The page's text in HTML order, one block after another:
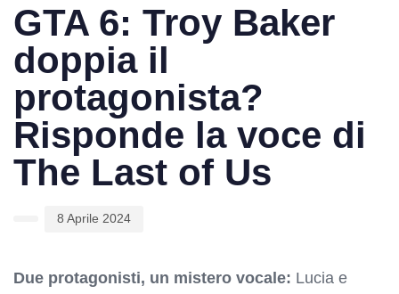
GTA 6: Troy Baker
doppia il
protagonista?
Risponde la voce di
The Last of Us
8 Aprile 2024
Due protagonisti, un mistero vocale: Lucia e